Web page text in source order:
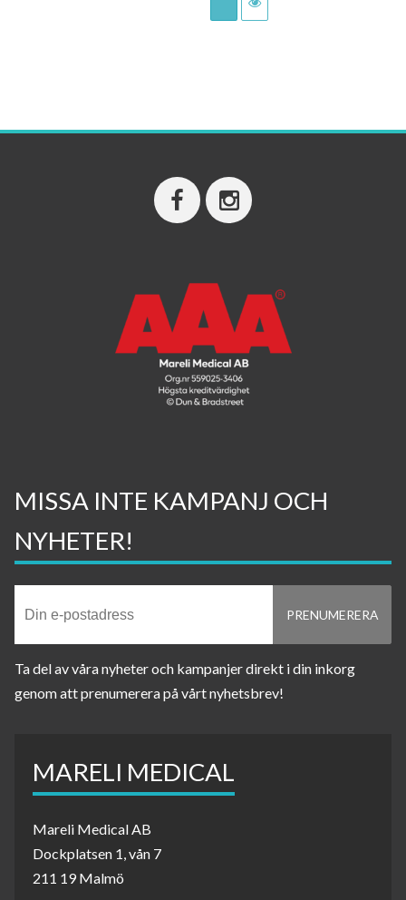
MISSA INTE KAMPANJ OCH
NYHETER!
Ta del av våra nyheter och kampanjer direkt i din inkorg
genom att prenumerera på vårt nyhetsbrev!
MARELI MEDICAL
Mareli Medical AB
Dockplatsen 1, vån 7
211 19 Malmö